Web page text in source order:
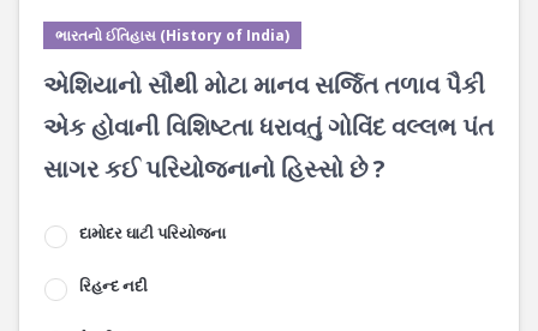
ભારતનો ઈતિહાસ (History of India)
એશિયાનો સૌથી મોટા માનવ સર્જિત તળાવ પૈકી
એક હોવાની વિશિષ્ટતા ધરાવતું ગોવિંદ વલ્લભ પંત
સાગર કઈ પરિયોજનાનો હિસ્સો છે ?
દામોદર ઘાટી પરિયોજના
રિહન્દ નદી